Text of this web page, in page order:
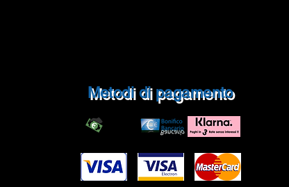
Metodi di pagamento